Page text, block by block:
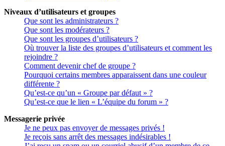
Niveaux d’utilisateurs et groupes
Que sont les administrateurs ?
Que sont les modérateurs ?
Que sont les groupes d’utilisateurs ?
Où trouver la liste des groupes d’utilisateurs et comment les
rejoindre ?
Comment devenir chef de groupe ?
Pourquoi certains membres apparaissent dans une couleur
différente ?
Qu’est-ce qu’un « Groupe par défaut » ?
Qu’est-ce que le lien « L’équipe du forum » ?
Messagerie privée
Je ne peux pas envoyer de messages privés !
Je reçois sans arrêt des messages indésirables !